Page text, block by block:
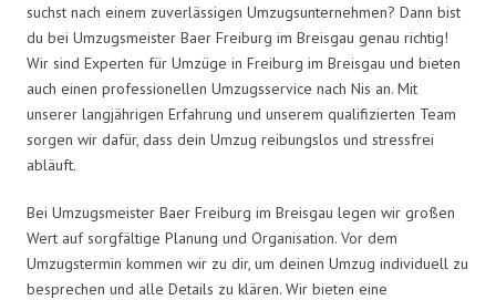
suchst nach einem zuverlässigen Umzugsunternehmen? Dann bist
du bei Umzugsmeister Baer Freiburg im Breisgau genau richtig!
Wir sind Experten für Umzüge in Freiburg im Breisgau und bieten
auch einen professionellen Umzugsservice nach Nis an. Mit
unserer langjährigen Erfahrung und unserem qualifizierten Team
sorgen wir dafür, dass dein Umzug reibungslos und stressfrei
abläuft.
Bei Umzugsmeister Baer Freiburg im Breisgau legen wir großen
Wert auf sorgfältige Planung und Organisation. Vor dem
Umzugstermin kommen wir zu dir, um deinen Umzug individuell zu
besprechen und alle Details zu klären. Wir bieten eine